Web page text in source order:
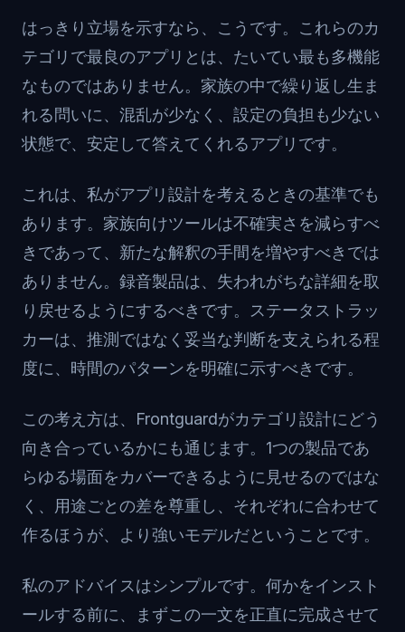
はっきり立場を示すなら、こうです。これらのカ
テゴリで最良のアプリとは、たいてい最も多機能
なものではありません。家族の中で繰り返し生ま
れる問いに、混乱が少なく、設定の負担も少ない
状態で、安定して答えてくれるアプリです。
これは、私がアプリ設計を考えるときの基準でも
あります。家族向けツールは不確実さを減らすべ
きであって、新たな解釈の手間を増やすべきでは
ありません。録音製品は、失われがちな詳細を取
り戻せるようにするべきです。ステータストラッ
カーは、推測ではなく妥当な判断を支えられる程
度に、時間のパターンを明確に示すべきです。
この考え方は、Frontguardがカテゴリ設計にどう
向き合っているかにも通じます。1つの製品であ
らゆる場面をカバーできるように見せるのではな
く、用途ごとの差を尊重し、それぞれに合わせて
作るほうが、より強いモデルだということです。
私のアドバイスはシンプルです。何かをインスト
ールする前に、まずこの一文を正直に完成させて